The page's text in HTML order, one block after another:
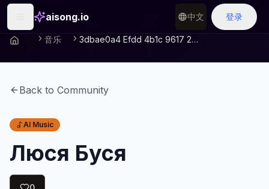
aisong.io 中文 登录
音乐 3dbae0a4 Efdd 4b1c 9617 2c1da4580383
Back to Community
AI Music
Люся Буся